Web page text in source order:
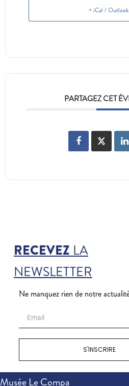
+ iCal /
PARTAGEZ CET
RECEVEZLA
NEWSLETTER
Ne manquez rien de notre
S'INSCRIRE
Musée Le Compa